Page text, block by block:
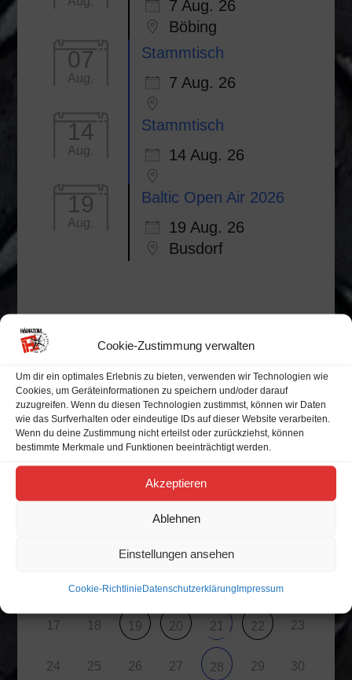
Cookie-Zustimmung verwalten
Um dir ein optimales Erlebnis zu bieten, verwenden wir Technologien wie
Cookies, um Geräteinformationen zu speichern und/oder darauf
zuzugreifen. Wenn du diesen Technologien zustimmst, können wir Daten
wie das Surfverhalten oder eindeutige IDs auf dieser Website verarbeiten.
Wenn du deine Zustimmung nicht erteilst oder zurückziehst, können
bestimmte Merkmale und Funktionen beeinträchtigt werden.
Akzeptieren
Ablehnen
Einstellungen ansehen
Cookie-RichtlinieDatenschutzerklärungImpressum
7 Aug. 26
Böbing
07
Aug.
Stammtisch
7 Aug. 26
14
Aug.
Stammtisch
14 Aug. 26
19
Aug.
Baltic Open Air 2026
19 Aug. 26
Busdorf
Alle Veranstaltungen
Veranstaltungskalender
27 28 29 30 31 1 2
11 12 13 14 15
17 18 19 20 21 22 23
24 25 26 27 28 29 30